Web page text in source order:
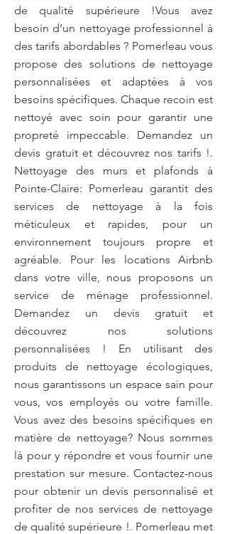
de qualité supérieure !Vous avez
besoin d’un nettoyage professionnel à
des tarifs abordables ? Pomerleau vous
propose des solutions de nettoyage
personnalisées et adaptées à vos
besoins spécifiques. Chaque recoin est
nettoyé avec soin pour garantir une
propreté impeccable. Demandez un
devis gratuit et découvrez nos tarifs !.
Nettoyage des murs et plafonds à
Pointe-Claire: Pomerleau garantit des
services de nettoyage à la fois
méticuleux et rapides, pour un
environnement toujours propre et
agréable. Pour les locations Airbnb
dans votre ville, nous proposons un
service de ménage professionnel.
Demandez un devis gratuit et
découvrez nos solutions
personnalisées ! En utilisant des
produits de nettoyage écologiques,
nous garantissons un espace sain pour
vous, vos employés ou votre famille.
Vous avez des besoins spécifiques en
matière de nettoyage? Nous sommes
là pour y répondre et vous fournir une
prestation sur mesure. Contactez-nous
pour obtenir un devis personnalisé et
profiter de nos services de nettoyage
de qualité supérieure !. Pomerleau met